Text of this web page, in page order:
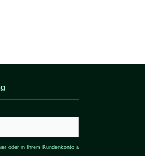
oder in Ihrem Kundenkonto a